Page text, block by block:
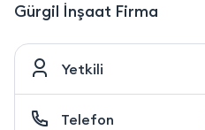
Gürgil İnşaat Firma
Yetkili
Telefon